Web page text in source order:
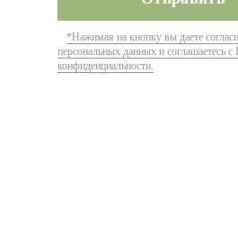
*Нажимая на кнопку вы даете
персональных данных и соглашаетесь с
конфиденциальности.